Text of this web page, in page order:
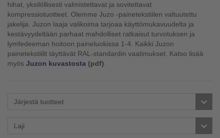
hihat, yksilöllisesti valmistettavat ja sovitettavat
kompressiotuotteet. Olemme Juzo -painetekstiilen valtuutettu
jakelija. Juzon laaja valikoima tarjoaa käyttömukavuudelta ja
kestävyydeltään parhaat mahdolliset ratkaisut turvotuksen ja
lymfedeeman hoitoon paineluokissa 1-4. Kaikki Juzon
painetekstiilit täyttävät RAL-standardin vaatimukset. Katso lisää
myös Juzon kuvastosta (pdf)
Järjestä tuotteet
Laji